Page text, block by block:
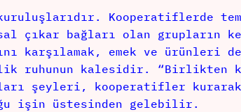
Kooperatiflerde
çıkar bağları olan grupların
karşılamak, emek ve ürünleri
kalesidir. “Birlikten
şeyleri, kooperatifler
işin üstesinden gelebilir.